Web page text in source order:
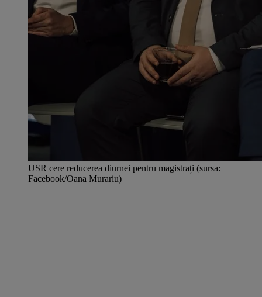
USR cere reducerea diurnei pentru magistrați (sursa:
Facebook/Oana Murariu)